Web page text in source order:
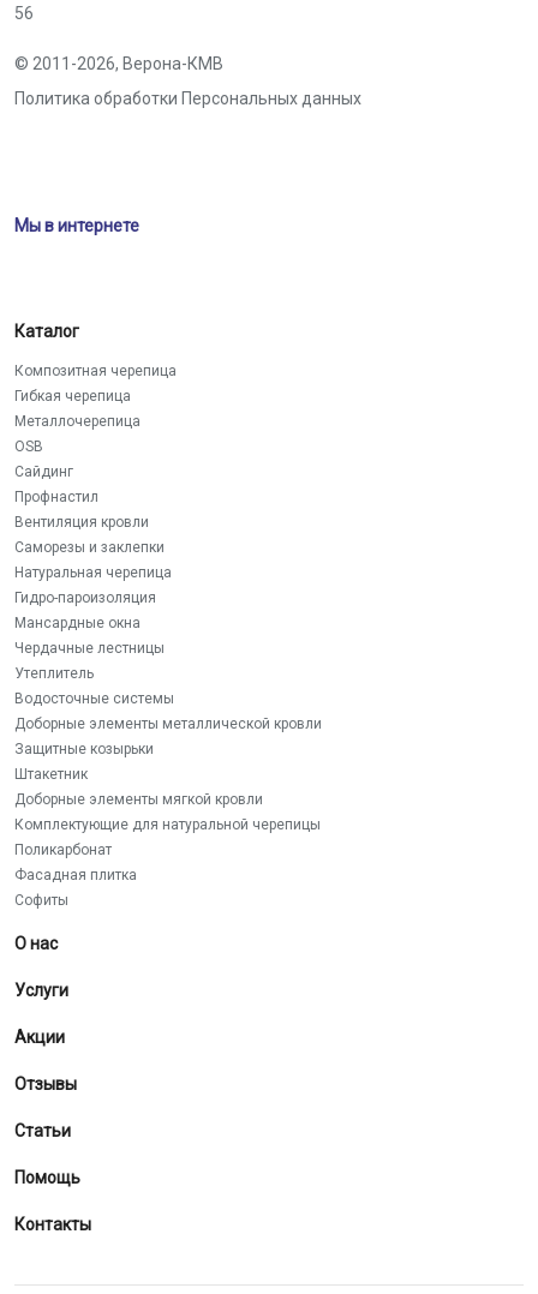
56
© 2011-2026, Верона-КМВ
Политика обработки Персональных данных
Мы в интернете
Каталог
Композитная черепица
Гибкая черепица
Металлочерепица
OSB
Сайдинг
Профнастил
Вентиляция кровли
Саморезы и заклепки
Натуральная черепица
Гидро-пароизоляция
Мансардные окна
Чердачные лестницы
Утеплитель
Водосточные системы
Доборные элементы металлической кровли
Защитные козырьки
Штакетник
Доборные элементы мягкой кровли
Комплектующие для натуральной черепицы
Поликарбонат
Фасадная плитка
Софиты
О нас
Услуги
Акции
Отзывы
Статьи
Помощь
Контакты